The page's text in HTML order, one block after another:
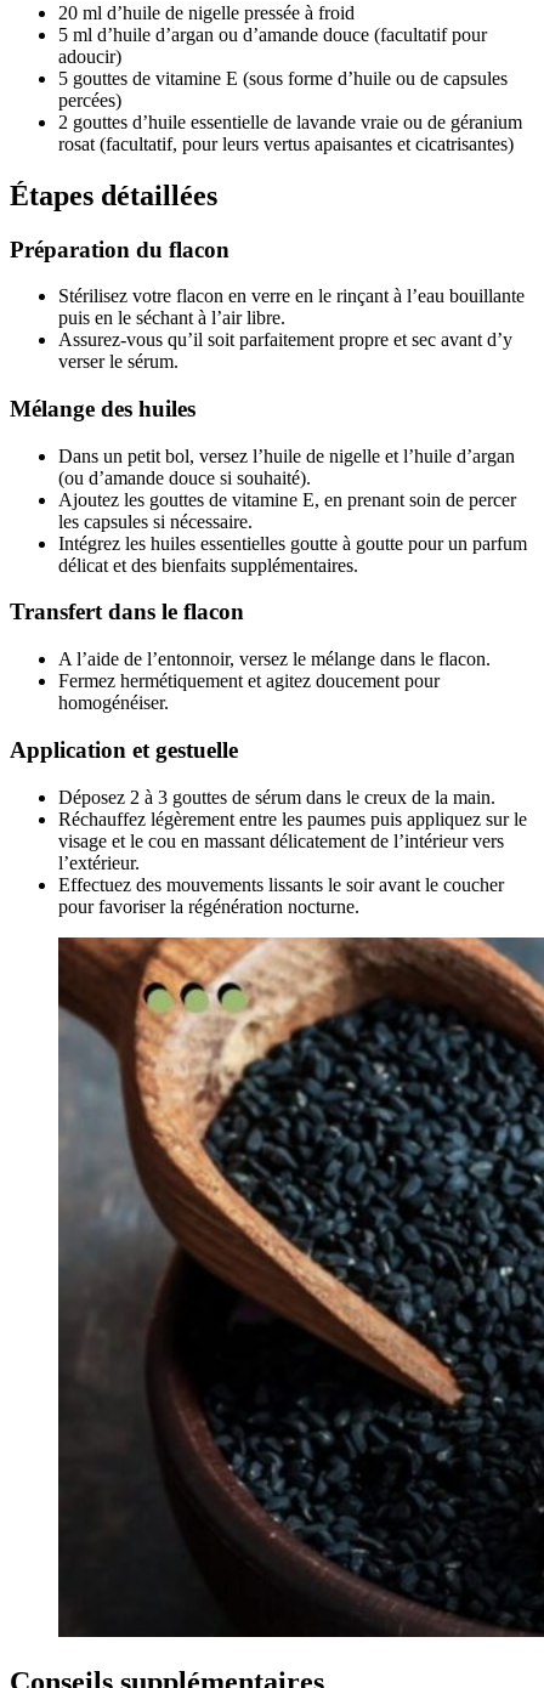
20 ml d’huile de nigelle pressée à froid
5 ml d’huile d’argan ou d’amande douce (facultatif pour
adoucir)
5 gouttes de vitamine E (sous forme d’huile ou de capsules
percées)
2 gouttes d’huile essentielle de lavande vraie ou de géranium
rosat (facultatif, pour leurs vertus apaisantes et cicatrisantes)
Étapes détaillées
Préparation du flacon
Stérilisez votre flacon en verre en le rinçant à l’eau bouillante
puis en le séchant à l’air libre.
Assurez-vous qu’il soit parfaitement propre et sec avant d’y
verser le sérum.
Mélange des huiles
Dans un petit bol, versez l’huile de nigelle et l’huile d’argan
(ou d’amande douce si souhaité).
Ajoutez les gouttes de vitamine E, en prenant soin de percer
les capsules si nécessaire.
Intégrez les huiles essentielles goutte à goutte pour un parfum
délicat et des bienfaits supplémentaires.
Transfert dans le flacon
A l’aide de l’entonnoir, versez le mélange dans le flacon.
Fermez hermétiquement et agitez doucement pour
homogénéiser.
Application et gestuelle
Déposez 2 à 3 gouttes de sérum dans le creux de la main.
Réchauffez légèrement entre les paumes puis appliquez sur le
visage et le cou en massant délicatement de l’intérieur vers
l’extérieur.
Effectuez des mouvements lissants le soir avant le coucher
pour favoriser la régénération nocturne.
Conseils supplémentaires